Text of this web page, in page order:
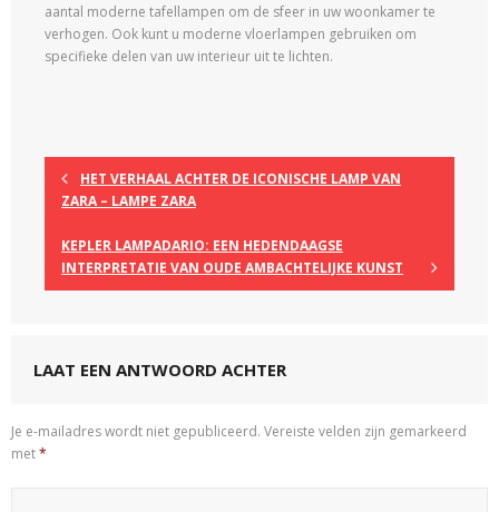
aantal moderne tafellampen om de sfeer in uw woonkamer te
verhogen. Ook kunt u moderne vloerlampen gebruiken om
specifieke delen van uw interieur uit te lichten.
HET VERHAAL ACHTER DE ICONISCHE LAMP VAN
ZARA – LAMPE ZARA
KEPLER LAMPADARIO: EEN HEDENDAAGSE
INTERPRETATIE VAN OUDE AMBACHTELIJKE KUNST
LAAT EEN ANTWOORD ACHTER
Je e-mailadres wordt niet gepubliceerd. Vereiste velden zijn gemarkeerd
met*